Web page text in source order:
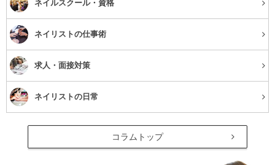
を積みたいと考えていたので、正社員ではなく、あえてア
ルバイトとして働き、ネイルサロンを2つ掛け持ちする生
活を続けました。
ネイルサロンと一口にいっても店舗によって雰囲気や客
層、施術内容が異なるんです。
私が勤務していたのは、昼間営業のサロンと、繁華街にあ
るような夜間需要のあるネイルサロンでしたが、必要とさ
れる技術や接客が全然違っていたので、いい勉強になりま
ネイルスクール・資格
ネイリストの仕事術
求人・面接対策
ネイリストの日常
コラムトップ